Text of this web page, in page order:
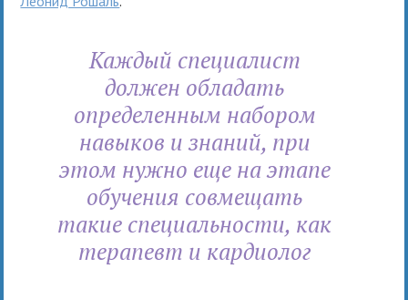
Каждый специалист
должен обладать
определенным набором
навыков и знаний, при
этом нужно еще на этапе
обучения совмещать
такие специальности, как
терапевт и кардиолог